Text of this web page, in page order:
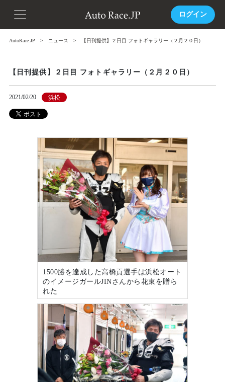
ログイン
AutoRace.JP ニュース 【日刊提供】２日目 フォトギャラリー（２月２０日）
【日刊提供】２日目 フォトギャラリー（２月２０日）
2021/02/20 浜松
1500勝を達成した高橋貢選手は浜松オート
のイメージガールJINさんから花束を贈ら
れた